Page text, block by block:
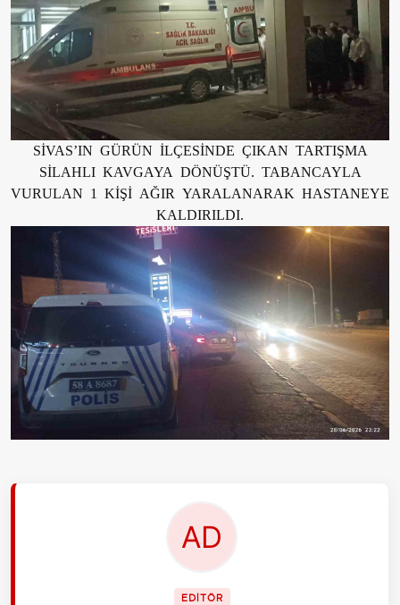
SİVAS’IN GÜRÜN İLÇESİNDE ÇIKAN TARTIŞMA
SİLAHLI KAVGAYA DÖNÜŞTÜ. TABANCAYLA
VURULAN 1 KİŞİ AĞIR YARALANARAK HASTANEYE
KALDIRILDI.
EDİTÖR